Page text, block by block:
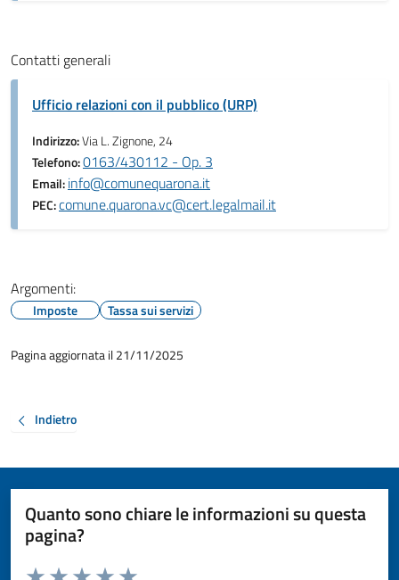
Contatti generali
Ufficio relazioni con il pubblico (URP)
Indirizzo:Via L. Zignone, 24
Telefono:0163/430112 - Op. 3
Email:info@comunequarona.it
PEC:comune.quarona.vc@cert.legalmail.it
Argomenti:
Imposte Tassa sui servizi
Pagina aggiornata il 21/11/2025
Indietro
Quanto sono chiare le informazioni su questa
pagina?
Valuta da 1 a 5 stelle la pagina